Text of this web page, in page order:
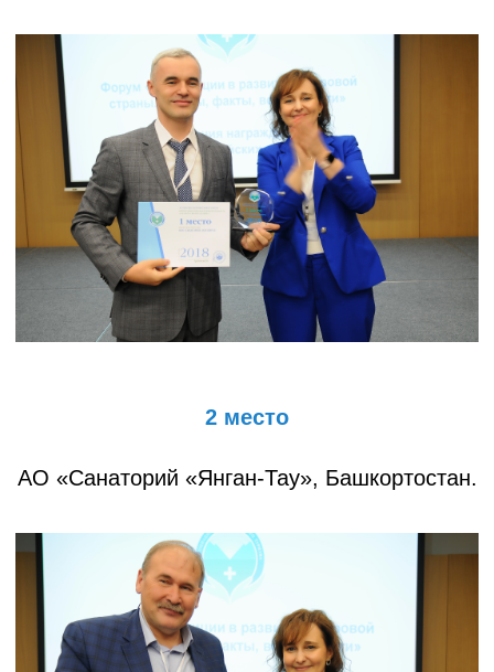
2 место
АО «Санаторий «Янган-Тау», Башкортостан.